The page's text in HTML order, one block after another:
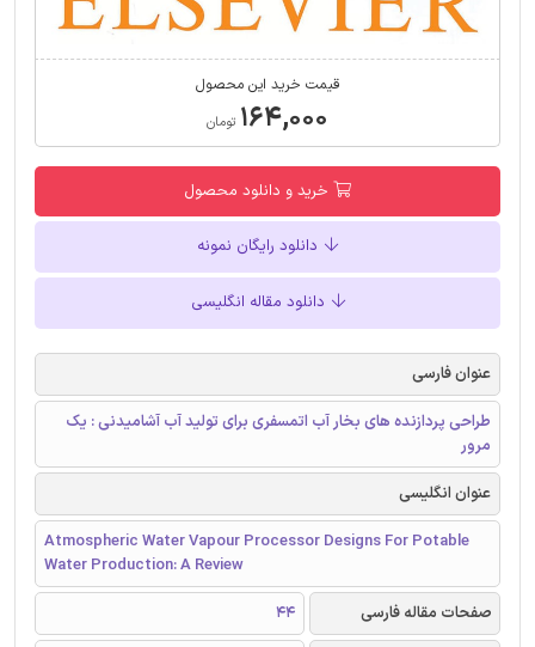
قیمت خرید این محصول
۱۶۴,۰۰۰ تومان
خرید و دانلود محصول
دانلود رایگان نمونه
دانلود مقاله انگلیسی
عنوان فارسی
طراحی پردازنده های بخار آب اتمسفری برای تولید آب آشامیدنی : یک
مرور
عنوان انگلیسی
Atmospheric Water Vapour Processor Designs For Potable
Water Production: A Review
صفحات مقاله فارسی
44